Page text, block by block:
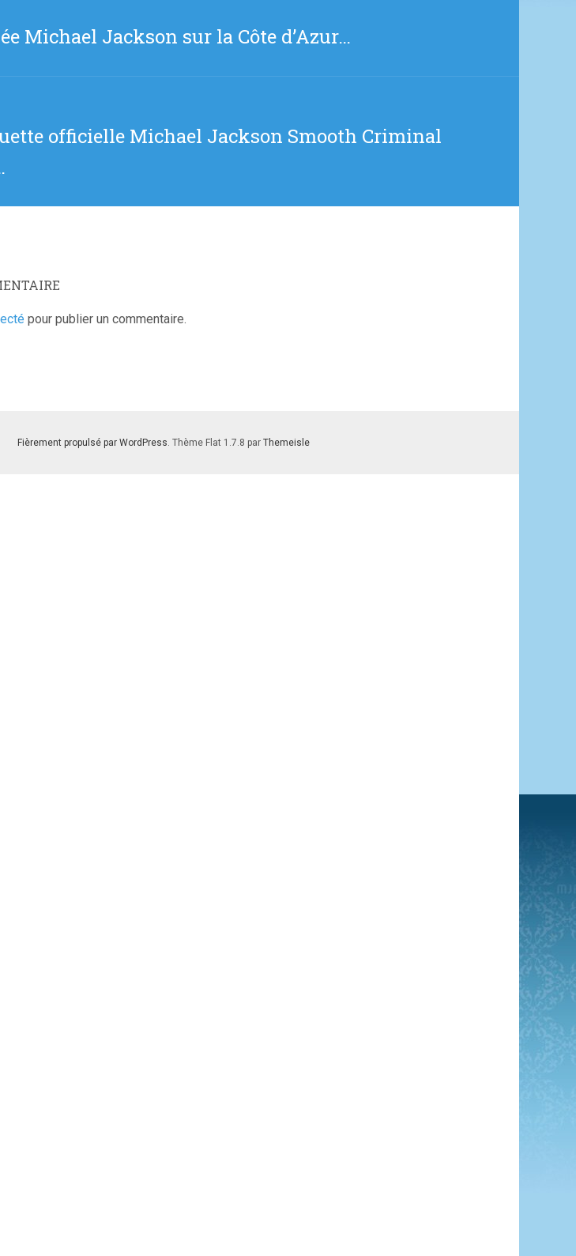
Michael Jackson sur la Côte d’Azur…
officielle Michael Jackson Smooth Criminal
pour publier un commentaire.
Fièrement propulsé par WordPress. Thème Flat 1.7.8 par Themeisle